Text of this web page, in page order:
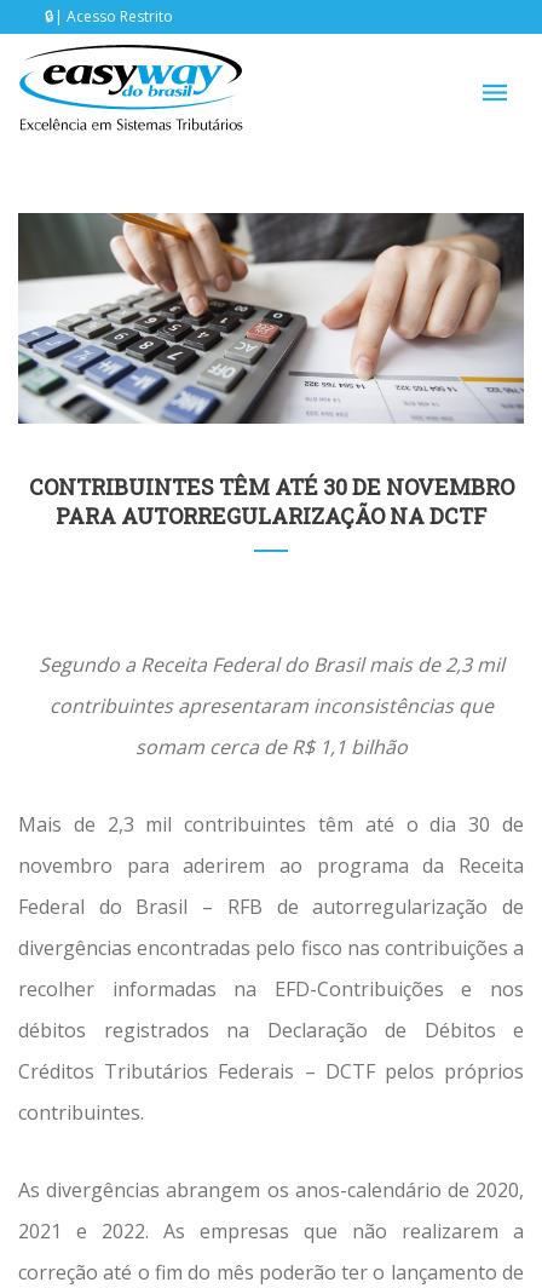
Acesso Restrito
CONTRIBUINTES TÊM ATÉ 30 DE NOVEMBRO
PARA AUTORREGULARIZAÇÃO NA DCTF
Segundo a Receita Federal do Brasil mais de 2,3 mil
contribuintes apresentaram inconsistências que
somam cerca de R$ 1,1 bilhão
Mais de 2,3 mil contribuintes têm até o dia 30 de
novembro para aderirem ao programa da Receita
Federal do Brasil – RFB de autorregularização de
divergências encontradas pelo fisco nas contribuições a
recolher informadas na EFD-Contribuições e nos
débitos registrados na Declaração de Débitos e
Créditos Tributários Federais – DCTF pelos próprios
contribuintes.
As divergências abrangem os anos-calendário de 2020,
2021 e 2022. As empresas que não realizarem a
correção até o fim do mês poderão ter o lançamento de